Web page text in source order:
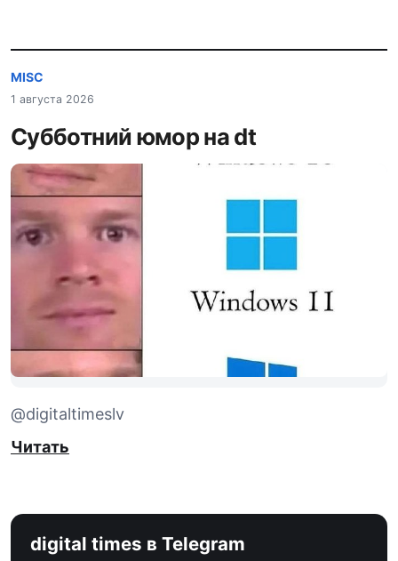
MISC
1 августа 2026
Субботний юмор на dt
@digitaltimeslv
Читать
digital times в Telegram